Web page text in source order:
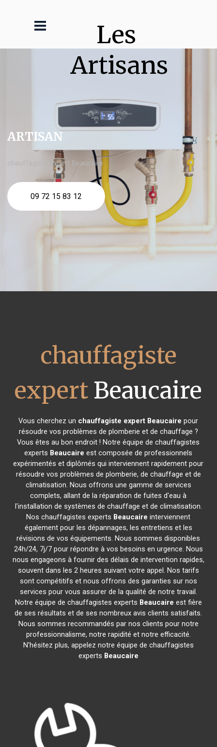
Les
Artisans
ARTISAN
chauffagiste expert Beaucaire
09 72 15 83 12
chauffagiste
expert Beaucaire
Vous cherchez un chauffagiste expert Beaucaire pour
résoudre vos problèmes de plomberie et de chauffage ?
Vous êtes au bon endroit ! Notre équipe de chauffagistes
experts Beaucaire est composée de professionnels
expérimentés et diplômés qui interviennent rapidement pour
résoudre vos problèmes de plomberie, de chauffage et de
climatisation. Nous offrons une gamme de services
complets, allant de la réparation de fuites d'eau à
l'installation de systèmes de chauffage et de climatisation.
Nos chauffagistes experts Beaucaire interviennent
également pour les dépannages, les entretiens et les
révisions de vos équipements. Nous sommes disponibles
24h/24, 7j/7 pour répondre à vos besoins en urgence. Nous
nous engageons à fournir des délais de intervention rapides,
souvent dans les 2 heures suivant votre appel. Nos tarifs
sont compétitifs et nous offrons des garanties sur nos
services pour vous assurer de la qualité de notre travail.
Notre équipe de chauffagistes experts Beaucaire est fière
de ses résultats et de ses nombreux avis clients satisfaits.
Nous sommes recommandés par nos clients pour notre
professionnalisme, notre rapidité et notre efficacité.
N'hésitez plus, appelez notre équipe de chauffagistes
experts Beaucaire